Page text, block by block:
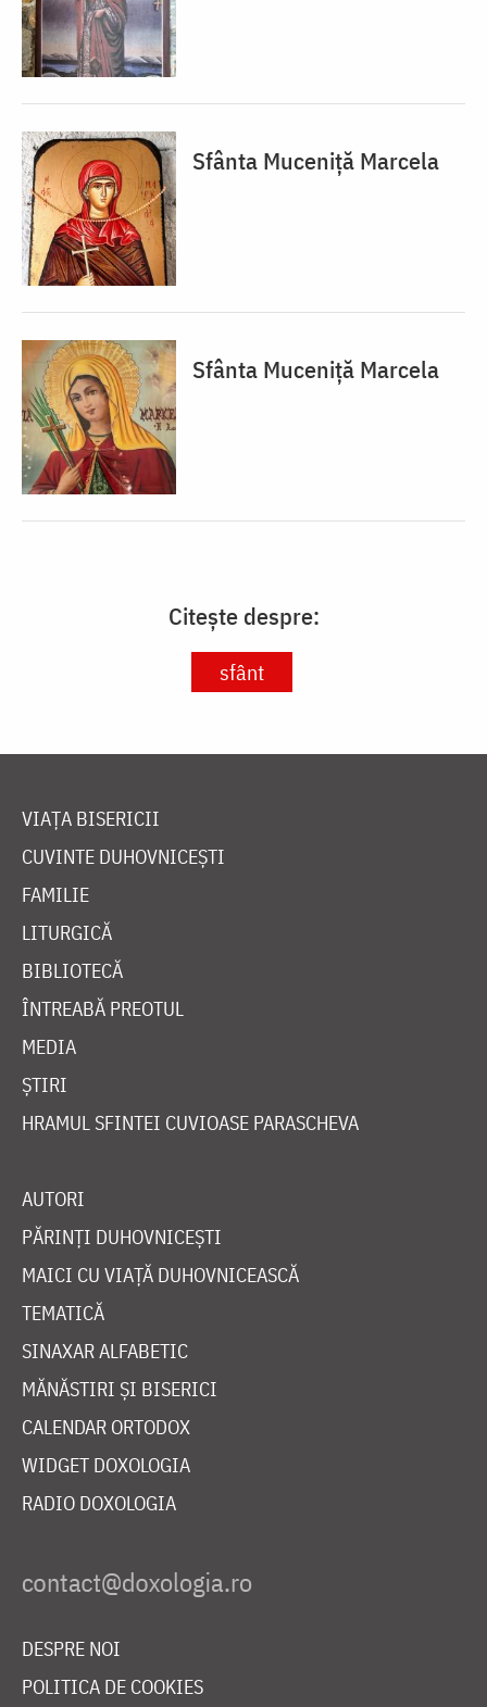
Sfânta Muceniță Marcela
Sfânta Muceniță Marcela
Citește despre:
sfânt
VIAȚA BISERICII
CUVINTE DUHOVNICEȘTI
FAMILIE
LITURGICĂ
BIBLIOTECĂ
ÎNTREABĂ PREOTUL
MEDIA
ȘTIRI
HRAMUL SFINTEI CUVIOASE PARASCHEVA
AUTORI
PĂRINȚI DUHOVNICEȘTI
MAICI CU VIAȚĂ DUHOVNICEASCĂ
TEMATICĂ
SINAXAR ALFABETIC
MĂNĂSTIRI ȘI BISERICI
CALENDAR ORTODOX
WIDGET DOXOLOGIA
RADIO DOXOLOGIA
DESPRE NOI
POLITICA DE COOKIES